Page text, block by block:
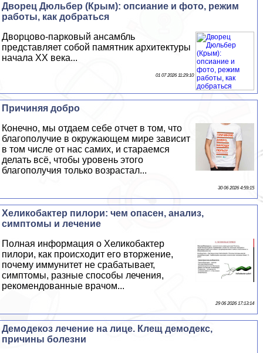
Дворец Дюльбер (Крым): опсиание и фото, режим
работы, как добраться
Дворцово-парковый ансамбль
представляет собой памятник архитектуры
начала XX века...
01 07 2026 11:29:10
Причиняя добро
Конечно, мы отдаем себе отчет в том, что
благополучие в окружающем мире зависит
в том числе от нас самих, и стараемся
делать всё, чтобы уровень этого
благополучия только возрастал...
30 06 2026 4:59:15
Хеликобактер пилори: чем опасен, анализ,
симптомы и лечение
Полная информация о Хеликобактер
пилори, как происходит его вторжение,
почему иммунитет не сpaбатывает,
симптомы, разные способы лечения,
рекомендованные врачом...
29 06 2026 17:13:14
Демодекоз лечение на лице. Клещ демодекс,
причины болезни